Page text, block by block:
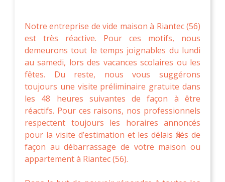
Notre entreprise de vide maison à Riantec (56)
est très réactive. Pour ces motifs, nous
demeurons tout le temps joignables du lundi
au samedi, lors des vacances scolaires ou les
fêtes. Du reste, nous vous suggérons
toujours une visite préliminaire gratuite dans
les 48 heures suivantes de façon à être
réactifs. Pour ces raisons, nos professionnels
respectent toujours les horaires annoncés
pour la visite d’estimation et les délais fixés de
façon au débarrassage de votre maison ou
appartement à Riantec (56).